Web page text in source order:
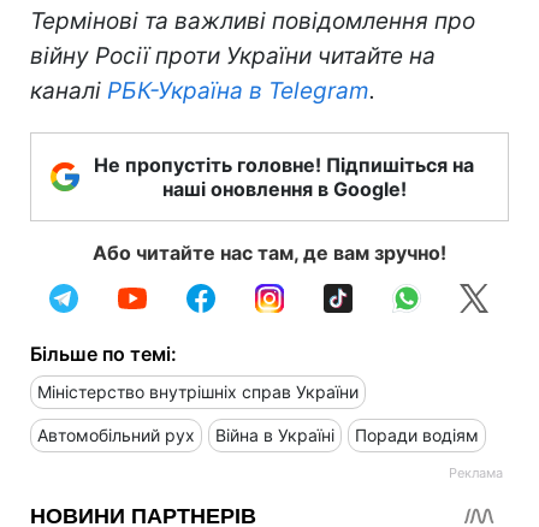
Термінові та важливі повідомлення про
війну Росії проти України читайте на
каналі РБК-Україна в Telegram.
Не пропустіть головне! Підпишіться на
наші оновлення в Google!
Або читайте нас там, де вам зручно!
Більше по темі:
Міністерство внутрішніх справ України
Автомобільний рух Війна в Україні Поради водіям